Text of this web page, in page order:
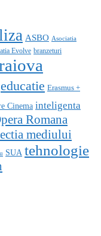
ASBO Asociatia
Evolve branzeturi
educatie Erasmus +
Cinema inteligenta
Romana
mediului
SUA tehnologie